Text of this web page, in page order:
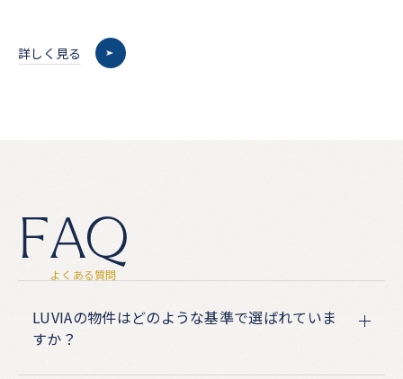
詳しく見る
FAQ
よ く ある質問
LUVIAの物件はどのような基準で選ばれていま
すか？